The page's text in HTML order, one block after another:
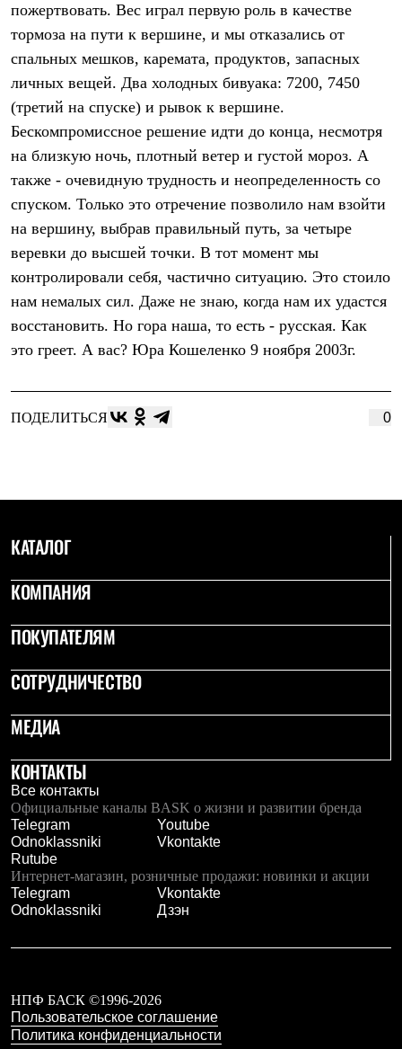
Женская одежда
Утепленная пухом
Жилеты
Утепленная синтетикой
Куртки
Брюки
Штормовая одежда
Софтшелл одежда
Куртки
Брюки
Лёгкая одежда
Рубашки
Футболки
Брюки
Термобелье
Теплое термобелье
Среднее термобелье
Флисовая одежда
Куртки
Брюки
Куртки
Комбинезоны
Брюки
Лёгкая одежда
Толстовки
Брюки
Софтшелл одежда
Куртки
Куртки
Брюки
Комбинезоны
Термобелье
Комплект термобелья
Снаряжение
Палатки и тенты
Палатки
Тенты
Аксессуары для палаток
Рюкзаки
Аксессуары для рюкзаков
Спальные мешки
Пуховые
Комбинированные
пожертвовать. Вес играл первую роль в качестве
тормоза на пути к вершине, и мы отказались от
спальных мешков, каремата, продуктов, запасных
личных вещей. Два холодных бивуака: 7200, 7450
(третий на спуске) и рывок к вершине.
Бескомпромиссное решение идти до конца, несмотря
на близкую ночь, плотный ветер и густой мороз. А
также - очевидную трудность и неопределенность со
спуском. Только это отречение позволило нам взойти
на вершину, выбрав правильный путь, за четыре
веревки до высшей точки. В тот момент мы
контролировали себя, частично ситуацию. Это стоило
нам немалых сил. Даже не знаю, когда нам их удастся
восстановить. Но гора наша, то есть - русская. Как
это греет. А вас? Юра Кошеленко 9 ноября 2003г.
ПОДЕЛИТЬСЯ 0
КАТАЛОГ
КОМПАНИЯ
ПОКУПАТЕЛЯМ
СОТРУДНИЧЕСТВО
МЕДИА
КОНТАКТЫ
Все контакты
Официальные каналы BASK о жизни и развитии бренда
Telegram
Youtube
Odnoklassniki
Vkontakte
Rutube
Интернет-магазин, розничные продажи: новинки и акции
Telegram
Vkontakte
Odnoklassniki
Дзэн
НПФ БАСК ©1996-2026
Пользовательское соглашение
Политика конфиденциальности